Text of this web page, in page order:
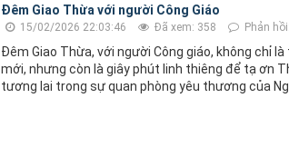
Đêm Giao Thừa với người Công Giáo
15/02/2026 22:03:46 Đã xem: 358 Phản
Đêm Giao Thừa, với người Công giáo, không chỉ
mới, nhưng còn là giây phút linh thiêng để tạ ơn
tương lai trong sự quan phòng yêu thương của